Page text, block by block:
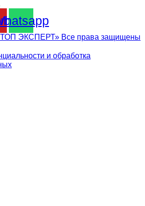
ЭКСПЕРТ» Все права защищены
и обработка